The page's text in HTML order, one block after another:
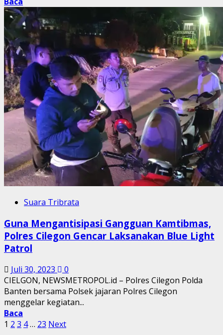
Suara Tribrata
Guna Mengantisipasi Gangguan Kamtibmas,
Polres Cilegon Gencar Laksanakan Blue Light
Patrol
Juli 30, 2023
0
CIELGON, NEWSMETROPOL.id – Polres Cilegon Polda
Banten bersama Polsek jajaran Polres Cilegon
menggelar kegiatan...
Baca
Paginasi
1 2 3 4… 23 Next